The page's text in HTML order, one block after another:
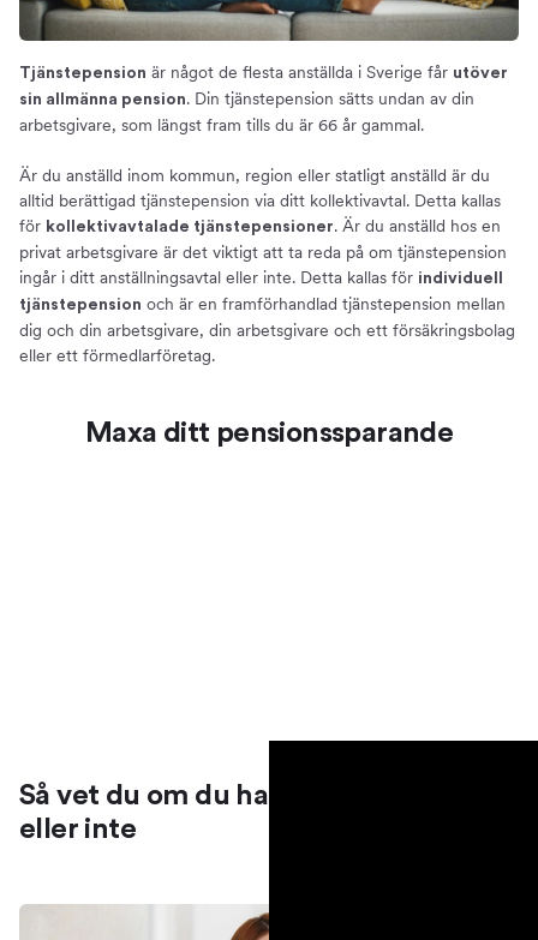
Tjänstepension är något de flesta anställda i Sverige får utöver
sin allmänna pension. Din tjänstepension sätts undan av din
arbetsgivare, som längst fram tills du är 66 år gammal.
Är du anställd inom kommun, region eller statligt anställd är du
alltid berättigad tjänstepension via ditt kollektivavtal. Detta kallas
för kollektivavtalade tjänstepensioner. Är du anställd hos en
privat arbetsgivare är det viktigt att ta reda på om tjänstepension
ingår i ditt anställningsavtal eller inte. Detta kallas för individuell
tjänstepension och är en framförhandlad tjänstepension mellan
dig och din arbetsgivare, din arbetsgivare och ett försäkringsbolag
eller ett förmedlarföretag.
Maxa ditt pensionssparande
Så vet du om du har tjänstepension
eller inte